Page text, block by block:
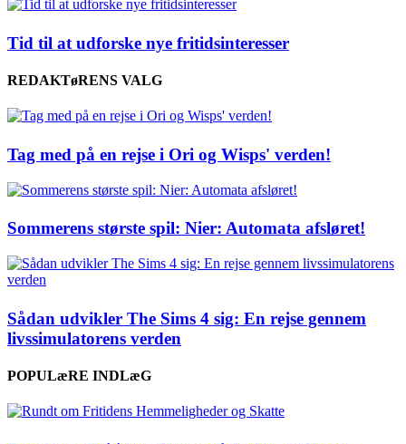
Tid til at udforske nye fritidsinteresser
REDAKTøRENS VALG
Tag med på en rejse i Ori og Wisps' verden!
Sommerens største spil: Nier: Automata afsløret!
Sådan udvikler The Sims 4 sig: En rejse gennem
livssimulatorens verden
POPULæRE INDLæG